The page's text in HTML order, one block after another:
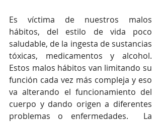
Es víctima de nuestros malos
hábitos, del estilo de vida poco
saludable, de la ingesta de sustancias
tóxicas, medicamentos y alcohol.
Estos malos hábitos van limitando su
función cada vez más compleja y eso
va alterando el funcionamiento del
cuerpo y dando origen a diferentes
problemas o enfermedades.  La